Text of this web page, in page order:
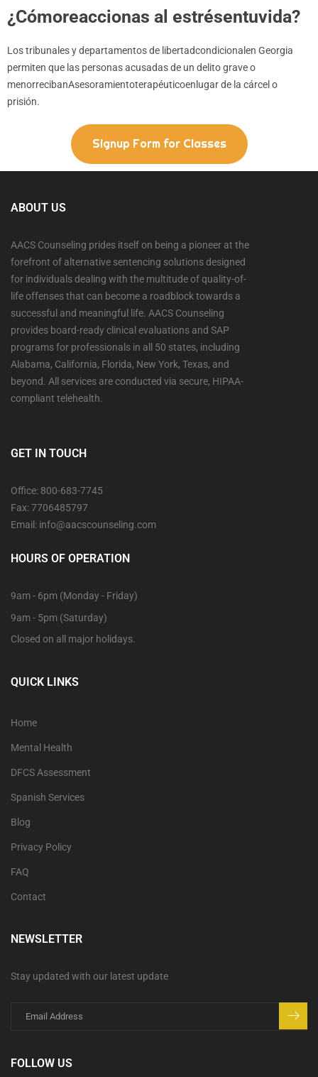
¿Cómoreaccionas al estrésentuvida?
Los tribunales y departamentos de libertadcondicionalen Georgia
permiten que las personas acusadas de un delito grave o
menorrecibanAsesoramientoterapéuticoenlugar de la cárcel o
prisión.
Signup Form for Classes
ABOUT US
AACS Counseling prides itself on being a pioneer at the
forefront of alternative sentencing solutions designed
for individuals dealing with the multitude of quality-of-
life offenses that can become a roadblock towards a
successful and meaningful life. AACS Counseling
provides board-ready clinical evaluations and SAP
programs for professionals in all 50 states, including
Alabama, California, Florida, New York, Texas, and
beyond. All services are conducted via secure, HIPAA-
compliant telehealth.
GET IN TOUCH
Office: 800-683-7745
Fax: 7706485797
Email: info@aacscounseling.com
HOURS OF OPERATION
9am - 6pm (Monday - Friday)
9am - 5pm (Saturday)
Closed on all major holidays.
QUICK LINKS
Home
Mental Health
DFCS Assessment
Spanish Services
Blog
Privacy Policy
FAQ
Contact
NEWSLETTER
Stay updated with our latest update
FOLLOW US